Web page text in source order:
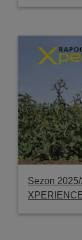
Sezon